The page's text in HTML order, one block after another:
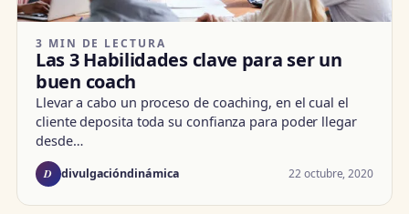
3 MIN DE LECTURA
Las 3 Habilidades clave para ser un
buen coach
Llevar a cabo un proceso de coaching, en el cual el
cliente deposita toda su confianza para poder llegar
desde…
D divulgacióndinámica 22 octubre, 2020